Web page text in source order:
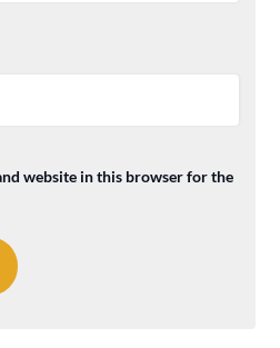
website in this browser for the